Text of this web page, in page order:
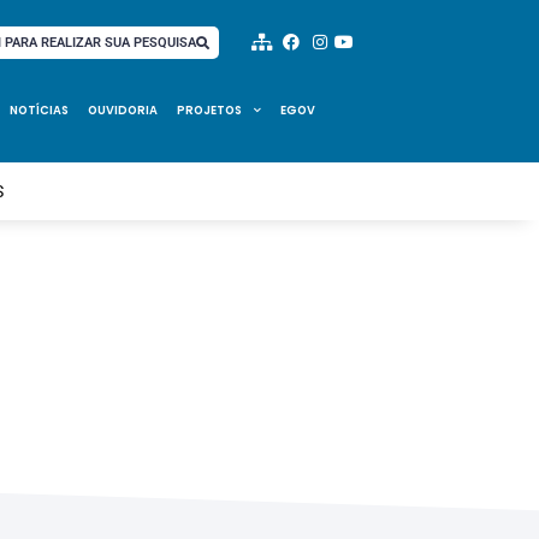
PARA REALIZAR SUA PESQUISA
NOTÍCIAS OUVIDORIA PROJETOS EGOV